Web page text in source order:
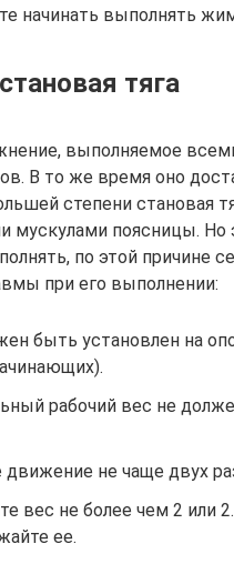
начинать выполнять
тяга
выполняемое
В то же время оно
степени становая
мускулами поясницы. Но
по этой причине
при его выполнении:
быть установлен на
рабочий вес не
движение не чаще двух
вес не более чем 2 или
ее.